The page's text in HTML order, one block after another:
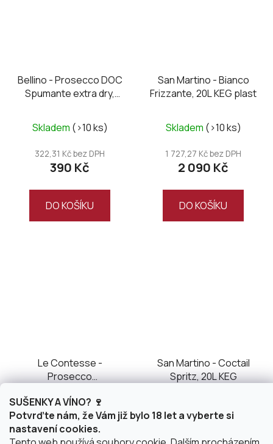
SUŠENKY A VÍNO? 🍷
Potvrďte nám, že Vám již bylo 18 let a vyberte si
nastavení cookies.
Bellino - Prosecco DOC
Spumante extra dry,
Skladem (>10 ks)
322,31 Kč bez DPH
390 Kč
DO KOŠÍKU
San Martino - Bianco
Frizzante, 20L KEG plast
Skladem (>10 ks)
1 727,27 Kč bez DPH
2 090 Kč
DO KOŠÍKU
Le Contesse -
Prosecco
Brut
Skladem(>10 ks)
280,17 Kč bez DPH
San Martino - Coctail
Spritz, 20L KEG
Skladem(>10 ks)
1 975,21 Kč bez DPH